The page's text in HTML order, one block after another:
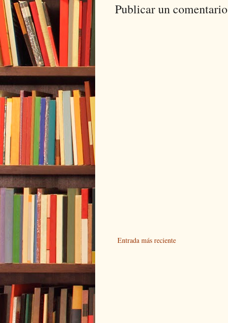
Publicar un comentario
Entrada más reciente